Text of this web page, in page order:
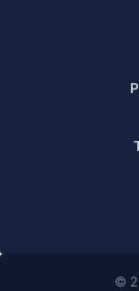
©